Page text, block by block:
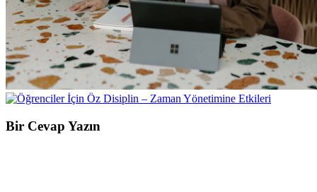
Bir Cevap Yazın